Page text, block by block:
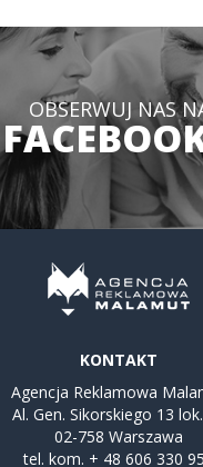
OBSERWUJ NAS
KONTAKT
Agencja Reklamowa
Al. Gen. Sikorskiego 13
02-758 Warszawa
tel. kom. + 48 606 330